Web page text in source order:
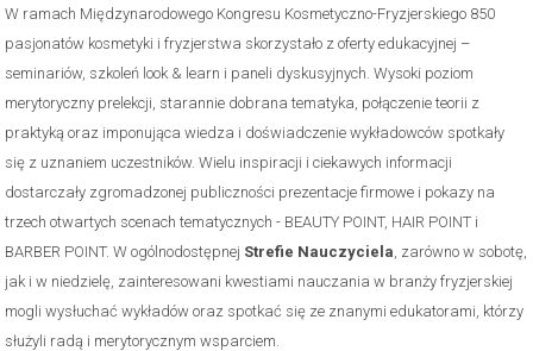
W ramach Międzynarodowego Kongresu Kosmetyczno-Fryzjerskiego 850
pasjonatów kosmetyki i fryzjerstwa skorzystało z oferty edukacyjnej –
seminariów, szkoleń look & learn i paneli dyskusyjnych. Wysoki poziom
merytoryczny prelekcji, starannie dobrana tematyka, połączenie teorii z
praktyką oraz imponująca wiedza i doświadczenie wykładowców spotkały
się z uznaniem uczestników. Wielu inspiracji i ciekawych informacji
dostarczały zgromadzonej publiczności prezentacje firmowe i pokazy na
trzech otwartych scenach tematycznych - BEAUTY POINT, HAIR POINT i
BARBER POINT. W ogólnodostępnej Strefie Nauczyciela , zarówno w sobotę,
jak i w niedzielę, zainteresowani kwestiami nauczania w branży fryzjerskiej
mogli wysłuchać wykładów oraz spotkać się ze znanymi edukatorami, którzy
służyli radą i merytorycznym wsparciem.